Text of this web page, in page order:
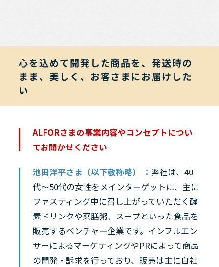
心を込めて開発した商品を、発送時の
まま、美しく、お客さまにお届けした
い
ALFORさまの事業内容やコンセプトについ
てお聞かせください
池田洋平さま（以下敬称略） ： 弊社は、40
代～50代の女性をメインターゲットに、主に
ファスティング中に召し上がっていただく酵
素ドリンクや薬膳粥、スープといった食品を
販売するベンチャー企業です。インフルエン
サーによるマーケティングやPRによって商品
の開発・訴求を行っており、販売は主に自社